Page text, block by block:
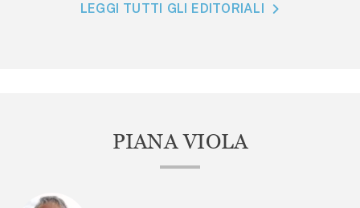
LEGGI TUTTI GLI EDITORIALI
PIANA VIOLA